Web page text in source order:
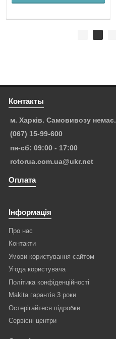
Контакты
м. Харків. Самовивозу немає.
(067) 15-99-600
пн-сб: 09:00 - 17:00
rotorua.com.ua@ukr.net
Оплата
Інформація
Про нас
Контакти
Умови користування сайтом
Угода користувача
Політика конфіденційності
Makita гарантія 3 роки
Остерігайтеся підробки
Сервісні центри